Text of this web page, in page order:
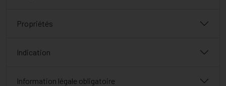
Propriétés
Indication
Information légale obligatoire